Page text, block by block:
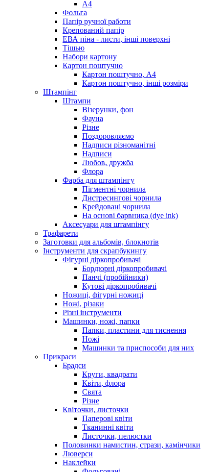
А4
Фольга
Папір ручної работи
Крепований папір
ЕВА піна - листи, інші поверхні
Тішью
Набори картону
Картон поштучно
Картон поштучно, А4
Картон поштучно, інші розміри
Штампінг
Штампи
Візерунки, фон
Фауна
Різне
Поздоровляємо
Надписи різноманітні
Надписи
Любов, дружба
Флора
Фарба для штампінгу
Пігментні чорнила
Дистресингові чорнила
Крейдовані чорнила
На основі барвника (dye ink)
Аксесуари для штампінгу
Трафарети
Заготовки для альбомів, блокнотів
Інструменти для скрапбукингу
Фігурні діркопробивачі
Бордюрні діркопробивачі
Панчі (пробійники)
Кутові діркопробивачі
Ножиці, фігурні ножиці
Ножі, різаки
Різні інструменти
Машинки, ножі, папки
Папки, пластини для тиснення
Ножі
Машинки та приспособи для них
Прикраси
Брадси
Круги, квадрати
Квіти, флора
Свята
Різне
Квіточки, листочки
Паперові квіти
Тканинні квіти
Листочки, пелюстки
Половинки намистин, стрази, камінчики
Люверси
Наклейки